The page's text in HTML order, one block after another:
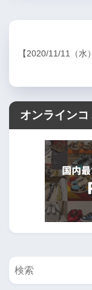
【2020/11/11（
オンラインコ